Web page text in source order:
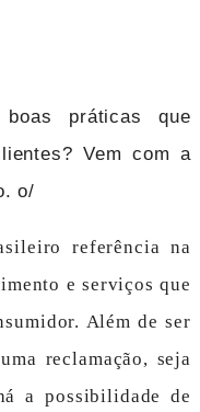
práticas que
Vem com a
o/
referência na
e serviços que
Além de ser
reclamação, seja
a possibilidade de